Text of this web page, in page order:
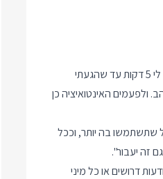
לקח לי 5 דקות להתאהב ב MongoDB ואז עוד שני פרויקטים כדי להבין שאולי הוא לא בשבילי. מצד שני לקח לי 5 דקות עד שהגעתי
ולפעמים האינטואיציה כן
שתשתמשו בה יותר, וככל
זה יעבור".
דרושים או כל מיני